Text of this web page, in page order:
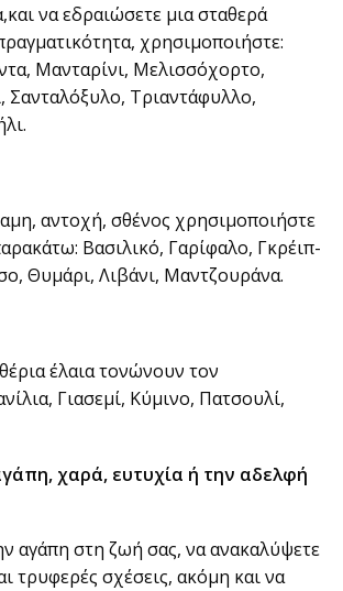
να εδραιώσετε μια σταθερά
χρησιμοποιήστε:
Μανταρίνι, Μελισσόχορτο,
Σανταλόξυλο, Τριαντάφυλλο,
αντοχή, σθένος χρησιμοποιήστε
Βασιλικό, Γαρίφαλο, Γκρέιπ-
Θυμάρι, Λιβάνι, Μαντζουράνα.
έλαια τονώνουν τον
Γιασεμί, Κύμινο, Πατσουλί,
χαρά, ευτυχία ή την αδελφή
αγάπη στη ζωή σας, να ανακαλύψετε
τρυφερές σχέσεις, ακόμη και να